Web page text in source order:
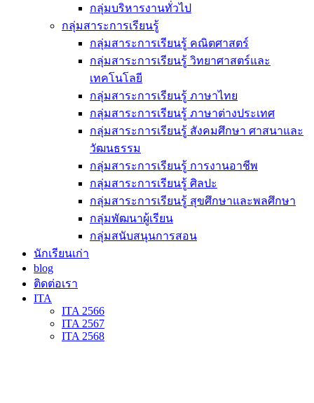
กลุ่มบริหารงานทั่วไป
กลุ่มสาระการเรียนรู้
กลุ่มสาระการเรียนรู้ คณิตศาสตร์
กลุ่มสาระการเรียนรู้ วิทยาศาสตร์และ
เทคโนโลยี
กลุ่มสาระการเรียนรู้ ภาษาไทย
กลุ่มสาระการเรียนรู้ ภาษาต่างประเทศ
กลุ่มสาระการเรียนรู้ สังคมศึกษา ศาสนาและ
วัฒนธรรม
กลุ่มสาระการเรียนรู้ การงานอาชีพ
กลุ่มสาระการเรียนรู้ ศิลปะ
กลุ่มสาระการเรียนรู้ สุขศึกษาและพลศึกษา
กลุ่มพัฒนาผู้เรียน
กลุ่มสนับสนุนการสอน
นักเรียนเก่า
blog
ติดต่อเรา
ITA
ITA 2566
ITA 2567
ITA 2568